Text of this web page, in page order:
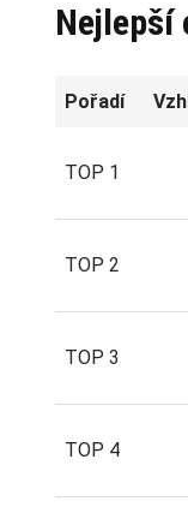
Nejlepší
Pořadí
TOP 1
TOP 2
TOP 3
TOP 4